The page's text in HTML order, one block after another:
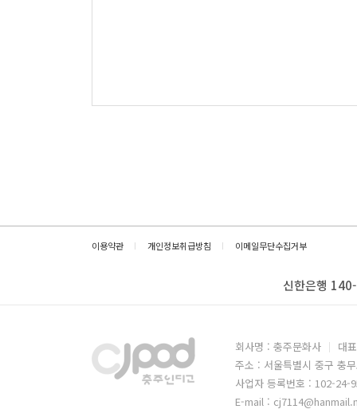
이용약관 개인정보취급방침 이메일무단수집거부
신한은행
회사명 : 충주문화사
대
주소 : 서울특별시 중구 충
사업자 등록번호 : 102-24-
E-mail :